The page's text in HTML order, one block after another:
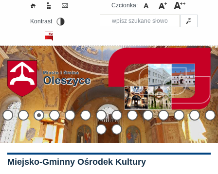
Czcionka:
Kontrast
Miejsko-Gminny Ośrodek Kultury